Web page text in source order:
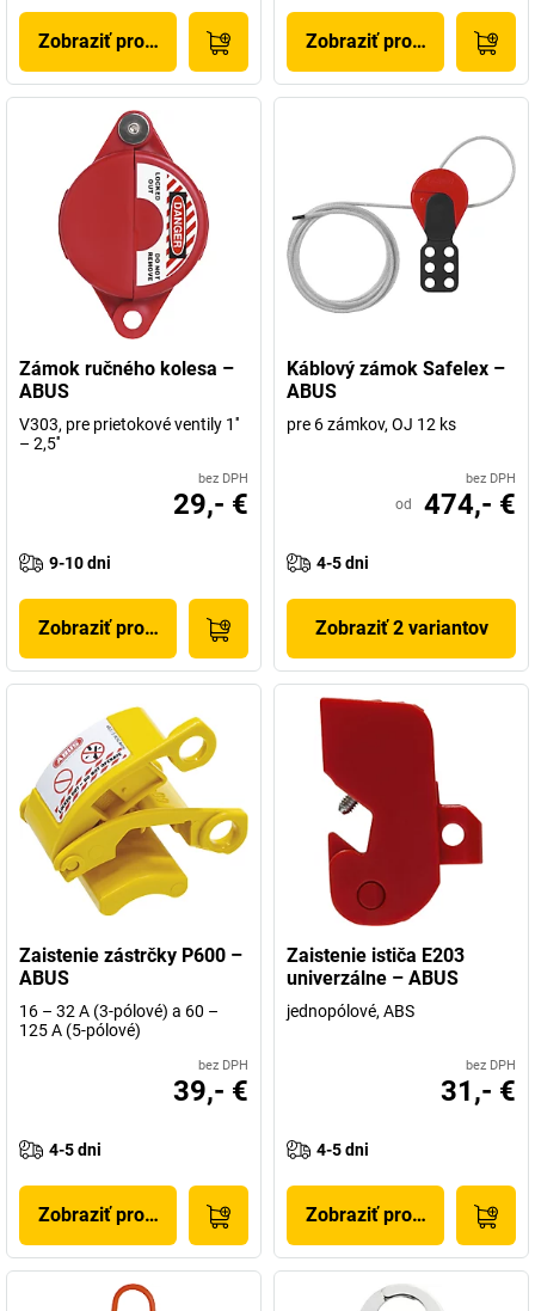
Zobraziť produkt Zobraziť produkt
Zámok ručného kolesa –
ABUS
V303, pre prietokové ventily 1''
– 2,5''
bez DPH
29,- €
9-10 dni
Zobraziť produkt
Káblový zámok Safelex –
ABUS
pre 6 zámkov, OJ 12 ks
bez DPH
od 474,- €
4-5 dni
Zobraziť 2 variantov
Zaistenie zástrčky P600 –
ABUS
16 – 32 A (3-pólové) a 60 –
125 A (5-pólové)
bez DPH
39,- €
4-5 dni
Zobraziť produkt
Zaistenie ističa E203
univerzálne – ABUS
jednopólové, ABS
bez DPH
31,- €
4-5 dni
Zobraziť produkt